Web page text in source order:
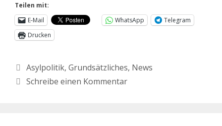
Teilen mit:
E-Mail
WhatsApp
Telegram
Drucken
Asylpolitik, Grundsätzliches, News
Schreibe einen Kommentar